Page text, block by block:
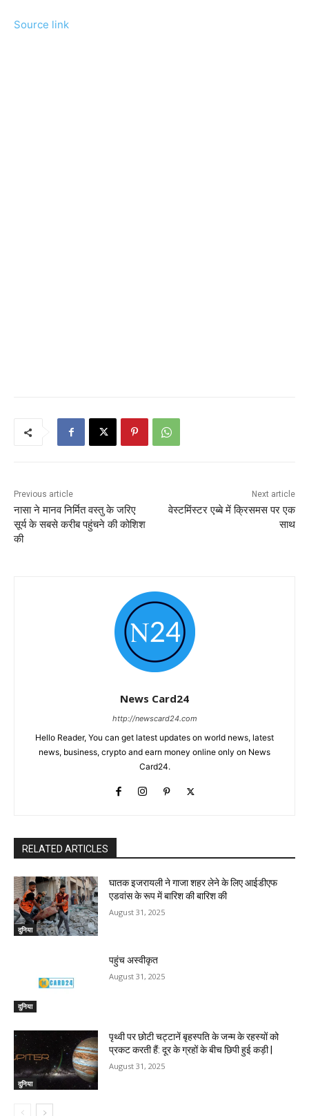
Source link
Previous article
नासा ने मानव निर्मित वस्तु के जरिए
सूर्य के सबसे करीब पहुंचने की कोशिश
की
Next article
वेस्टमिंस्टर एब्बे में क्रिसमस पर एक
साथ
News Card24
http://newscard24.com
Hello Reader, You can get latest updates on world news, latest
news, business, crypto and earn money online only on News
Card24.
RELATED ARTICLES
दुनिया
घातक इजरायली ने गाजा शहर लेने के लिए आईडीएफ
एडवांस के रूप में बारिश की बारिश की
August 31, 2025
दुनिया
पहुंच अस्वीकृत
August 31, 2025
दुनिया
पृथ्वी पर छोटी चट्टानें बृहस्पति के जन्म के रहस्यों को
प्रकट करती हैं: दूर के ग्रहों के बीच छिपी हुई कड़ी |
August 31, 2025